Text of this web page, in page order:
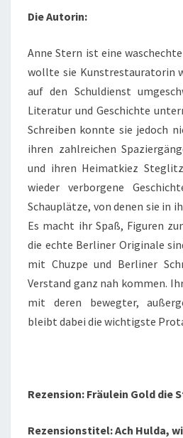
Die Autorin:
Anne Stern ist eine
wollte sie Kunstrestauratorin
auf den Schuldienst
Literatur und Geschichte
Schreiben konnte sie jedoch
ihren zahlreichen
und ihren Heimatkiez
wieder verborgene
Schauplätze, von denen sie in
Es macht ihr Spaß, Figuren
die echte Berliner Originale
mit Chuzpe und Berliner
Verstand ganz nah kommen.
mit deren bewegter,
bleibt dabei die wichtigste
Rezension: Fräulein Gold die
Rezensionstitel: Ach Hulda,